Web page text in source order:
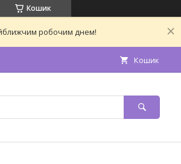
Кошик
робочим днем!
Кошик